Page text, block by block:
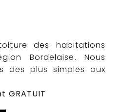
des habitations
Bordelaise. Nous
des plus simples aux
GRATUIT